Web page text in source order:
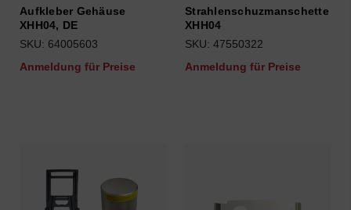
Aufkleber Gehäuse
XHH04, DE
SKU: 64005603
Anmeldung für Preise
Strahlenschuzmanschette
XHH04
SKU: 47550322
Anmeldung für Preise